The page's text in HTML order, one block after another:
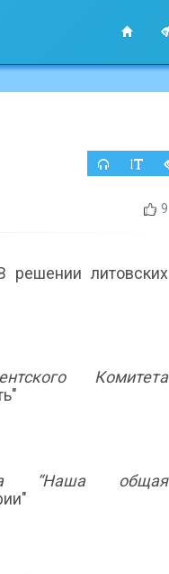
9
литовских
Комитета
“Наша общая